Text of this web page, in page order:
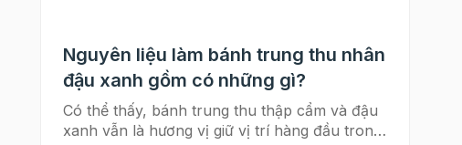
Nguyên liệu làm bánh trung thu nhân
đậu xanh gồm có những gì?
Có thể thấy, bánh trung thu thập cẩm và đậu
xanh vẫn là hương vị giữ vị trí hàng đầu trong